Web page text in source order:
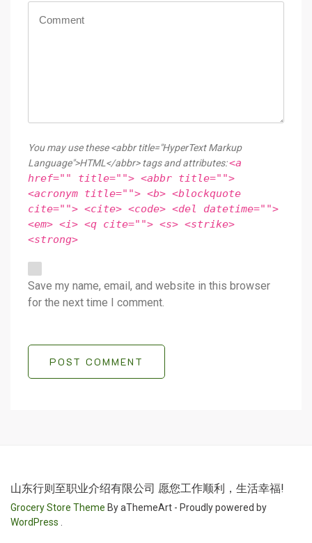
You may use these <abbr title="HyperText Markup
Language">HTML</abbr> tags and attributes:<a
href="" title=""> <abbr title="">
<acronym title=""> <b> <blockquote
cite=""> <cite> <code> <del datetime="">
<em> <i> <q cite=""> <s> <strike>
<strong>
Save my name, email, and website in this browser
for the next time I comment.
POST COMMENT
山东行则至职业介绍有限公司 愿您工作顺利，生活幸福!
Grocery Store Theme By aThemeArt - Proudly powered by
WordPress